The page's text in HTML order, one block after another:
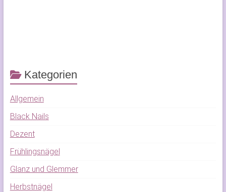
Kategorien
Allgemein
Black Nails
Dezent
Frühlingsnägel
Glanz und Glemmer
Herbstnägel